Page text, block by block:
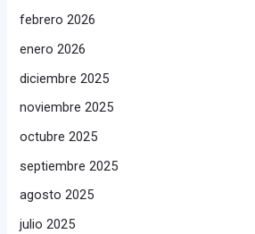
febrero 2026
enero 2026
diciembre 2025
noviembre 2025
octubre 2025
septiembre 2025
agosto 2025
julio 2025